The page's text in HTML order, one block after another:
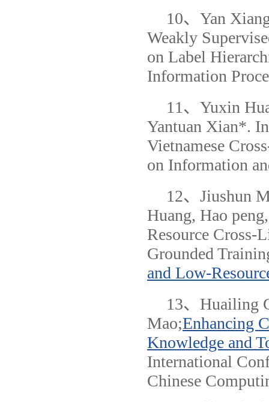
10、Yan
Weakly
on Label
Information
11、Yuxin
Yantuan Xian*.
Vietnamese
on Information
12、Jiushun
Huang, Hao
Resource Cross-
Grounded
and Low-
13、Huailing
Mao;Enhancing
Knowledge and
International
Chinese